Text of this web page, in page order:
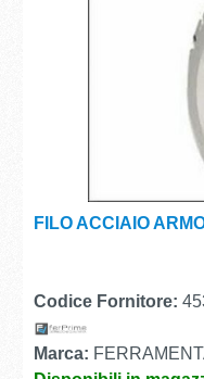
FILO ACCIAIO
Codice Fornitore:
Marca: